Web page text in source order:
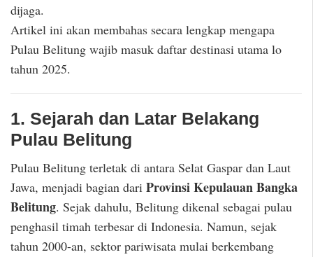
dijaga.
Artikel ini akan membahas secara lengkap mengapa
Pulau Belitung wajib masuk daftar destinasi utama lo
tahun 2025.
1. Sejarah dan Latar Belakang
Pulau Belitung
Pulau Belitung terletak di antara Selat Gaspar dan Laut
Jawa, menjadi bagian dari Provinsi Kepulauan Bangka
Belitung. Sejak dahulu, Belitung dikenal sebagai pulau
penghasil timah terbesar di Indonesia. Namun, sejak
tahun 2000-an, sektor pariwisata mulai berkembang